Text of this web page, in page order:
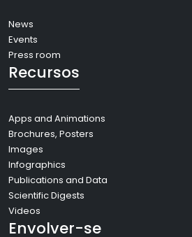
News
Events
Press room
Recursos
Apps and Animations
Brochures, Posters
Images
Infographics
Publications and Data
Scientific Digests
Videos
Envolver-se